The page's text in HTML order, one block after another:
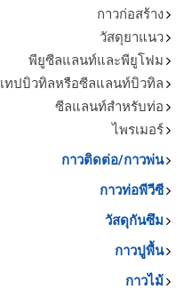
กาวก่อสร้าง
วัสดุยาแนว
พียูซีลแลนท์และพียูโฟม
เทปบิวทิลหรือซีลแลนท์บิวทิล
ซีลแลนท์สำหรับท่อ
ไพรเมอร์
กาวติดต่อ/กาวพ่น
กาวท่อพีวีซี
วัสดุกันซึม
กาวปูพื้น
กาวไม้